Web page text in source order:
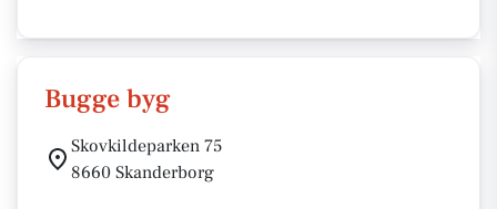
Bugge byg
Skovkildeparken 75
8660 Skanderborg